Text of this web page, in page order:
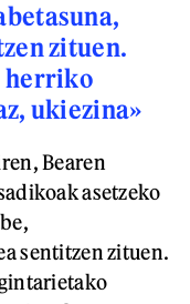
zituen.
herriko
ukiezina»
Bearen
asetzeko
sentitzen zituen.